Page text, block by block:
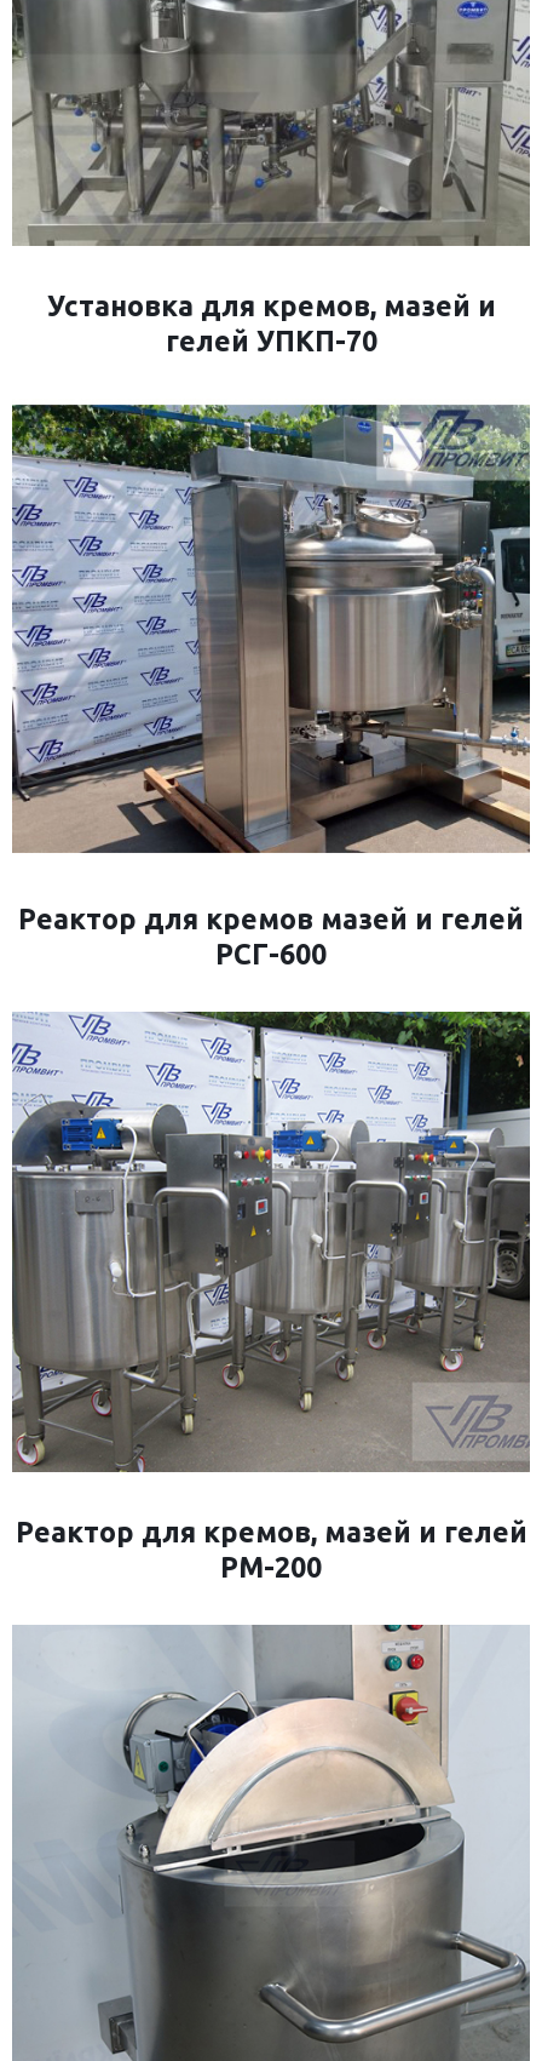
Установка для кремов, мазей и
гелей УПКП-70
Реактор для кремов мазей и гелей
РСГ-600
Реактор для кремов, мазей и гелей
РМ-200